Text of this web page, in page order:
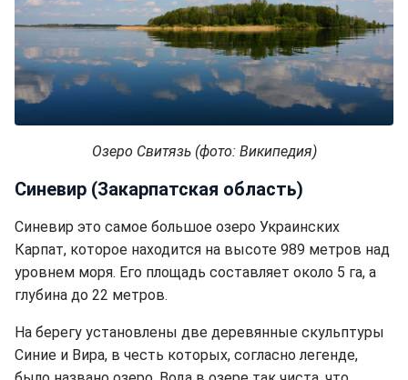
Озеро Свитязь (фото: Википедия)
Синевир (Закарпатская область)
Синевир это самое большое озеро Украинских
Карпат, которое находится на высоте 989 метров над
уровнем моря. Его площадь составляет около 5 га, а
глубина до 22 метров.
На берегу установлены две деревянные скульптуры
Синие и Вира, в честь которых, согласно легенде,